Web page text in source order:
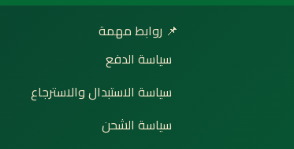
📌 روابط مهمة
سياسة الدفع
سياسة الاستبدال والاسترجاع
سياسة الشحن